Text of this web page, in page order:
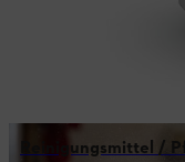
Reinigungsmittel /